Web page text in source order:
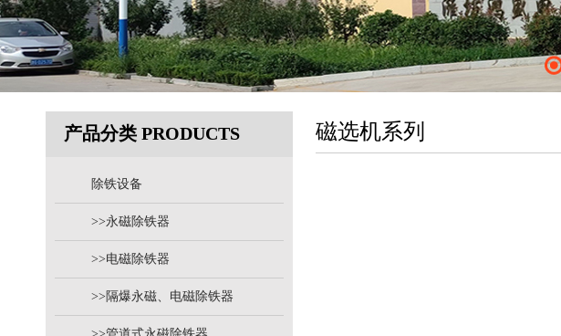
产品分类 PRODUCTS
除铁设备
>>永磁除铁器
>>电磁除铁器
>>隔爆永磁、电磁除铁器
磁选机系列